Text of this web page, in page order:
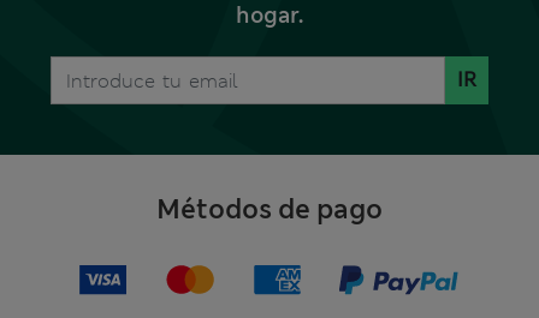
hogar.
IR
Métodos de pago